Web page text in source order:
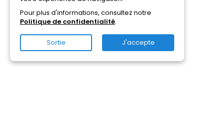
Pour plus d'informations, consultez notre
Politique de confidentialité.
Sortie J'accepte